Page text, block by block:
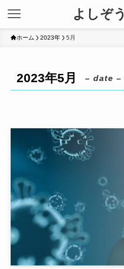
よしぞ
ホーム 2023年 5月
2023年5月 – date –